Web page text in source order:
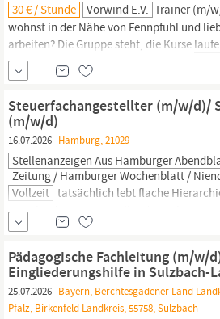
30 € / Stunde Vorwind E.V. Trainer (m/
wohnst in der Nähe von Fennpfuhl und
arbeiten? Die Gruppe steht, die Kurse
noch DICH! Was dich erwartet: Standort:
Lichtenberg Zeiten: Sonntag, 9–12 Uhr
Jahren (mit Eltern) Bis zu 30 € steuerfrei
Steuerfachangestellter (m/w/d)/
(m/w/d)
16.07.2026 Hamburg, 21029
Stellenanzeigen Aus Hamburger
Zeitung / Hamburger Wochenblatt /
Vollzeit tatsächlich lebt flache
Entscheidungswege Voll- oder Teilzeit,
Bedürfnisse zugeschnitten 30 Tage
Ihren Erfolg attraktive Lage im Zentrum
Wir haben Ihr Interesse geweckt?
Pädagogische Fachleitung (m/w/
Eingliederungshilfe in Sulzbach-
25.07.2026 Bayern, Berchtesgadener Land
Pfalz, Birkenfeld Landkreis, 55758, Sulzbach